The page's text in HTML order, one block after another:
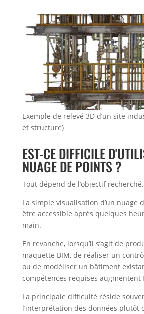
Exemple de relevé 3D d’un site
et structure)
EST-CE DIFFICILE
NUAGE DE POINTS ?
Tout dépend de l’objectif recherché.
La simple visualisation d’un nuage
être accessible après quelques
main.
En revanche, lorsqu’il s’agit de
maquette BIM, de réaliser un
ou de modéliser un bâtiment
compétences requises augmentent
La principale difficulté réside
l’interprétation des données plutôt